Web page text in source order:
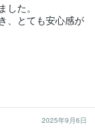
た。
、とても安心感が
2025年9月6日